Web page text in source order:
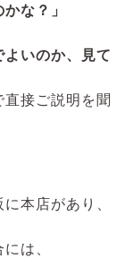
な？」
よいのか、見て
接ご説明を聞
本店があり、
は、